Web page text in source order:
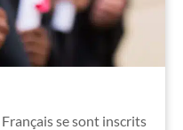
se sont inscrits